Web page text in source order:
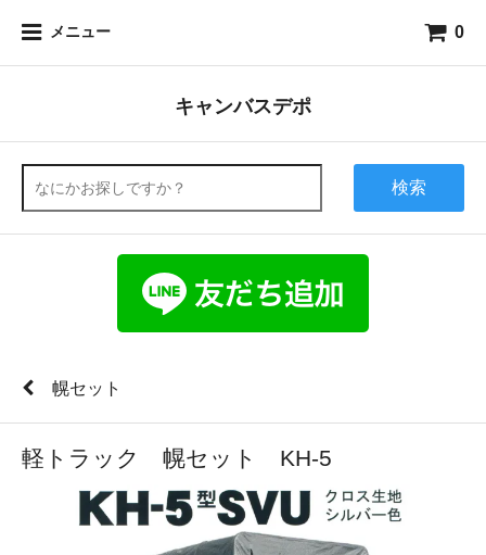
メニュー 0
キャンバスデポ
検索
幌セット
軽トラック 幌セット KH-5